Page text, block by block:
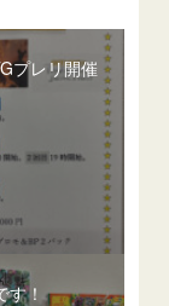
プレリ開催
！